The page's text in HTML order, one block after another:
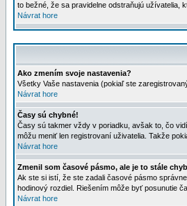
to bežné, že sa pravidelne odstraňujú užívatelia,
Návrat hore
Ako zmením svoje nastavenia?
Všetky Vaše nastavenia (pokiaľ ste
Návrat hore
Časy sú chybné!
Časy sú takmer vždy v poriadku, avšak to, čo
môžu meniť len registrovaní uživatelia. Takže
Návrat hore
Zmenil som časové pásmo, ale je to stále
Ak ste si istí, že ste zadali časové pásmo
hodinový rozdiel. Riešením môže byť posunutie
Návrat hore